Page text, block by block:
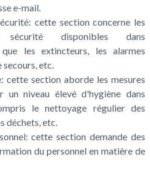
e-mail.
cette section concerne les
disponibles dans
les extincteurs, les alarmes
secours, etc.
cette section aborde les mesures
un niveau élevé d'hygiène dans
le nettoyage régulier des
déchets, etc.
cette section demande des
du personnel en matière de